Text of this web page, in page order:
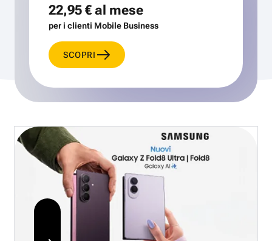
22,95 €al mese
per i clienti Mobile Business
SCOPRI